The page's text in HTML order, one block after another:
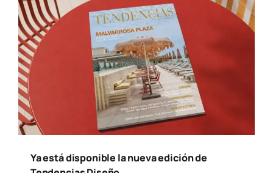
Ya está disponible la nueva edición de